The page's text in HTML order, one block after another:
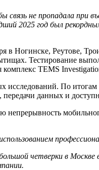
не пропадала при
2025 год был
в Ногинске, Реутове,
Тестирование
TEMS
исследований. По
передачи данных и
четверки в